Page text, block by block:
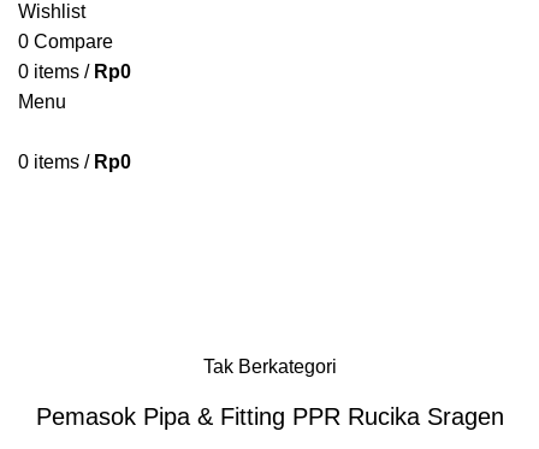
Wishlist
0 Compare
0 items / Rp0
Menu
0 items / Rp0
Tak Berkategori
Pemasok Pipa & Fitting PPR Rucika Sragen